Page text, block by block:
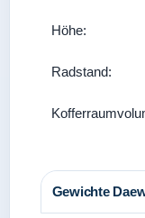
Höhe:
Radstand:
Gewichte